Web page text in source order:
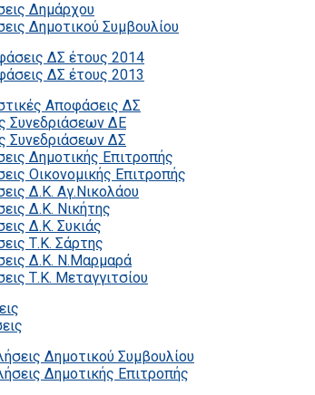
Δημάρχου
Δημοτικού Συμβουλίου
ΔΣ έτους 2014
ΔΣ έτους 2013
Αποφάσεις ΔΣ
Συνεδριάσεων ΔΕ
Συνεδριάσεων ΔΣ
Δημοτικής Επιτροπής
Οικονομικής Επιτροπής
Δ.Κ. Αγ.Νικολάου
Δ.Κ. Νικήτης
Δ.Κ. Συκιάς
Τ.Κ. Σάρτης
Δ.Κ. Ν.Μαρμαρά
Τ.Κ. Μεταγγιτσίου
Δημοτικού Συμβουλίου
Δημοτικής Επιτροπής